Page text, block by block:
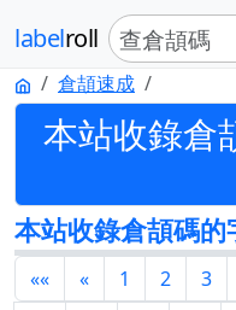
labelroll
倉頡速成
本站收錄倉
本站收錄倉頡碼的
«« « 1 2 3